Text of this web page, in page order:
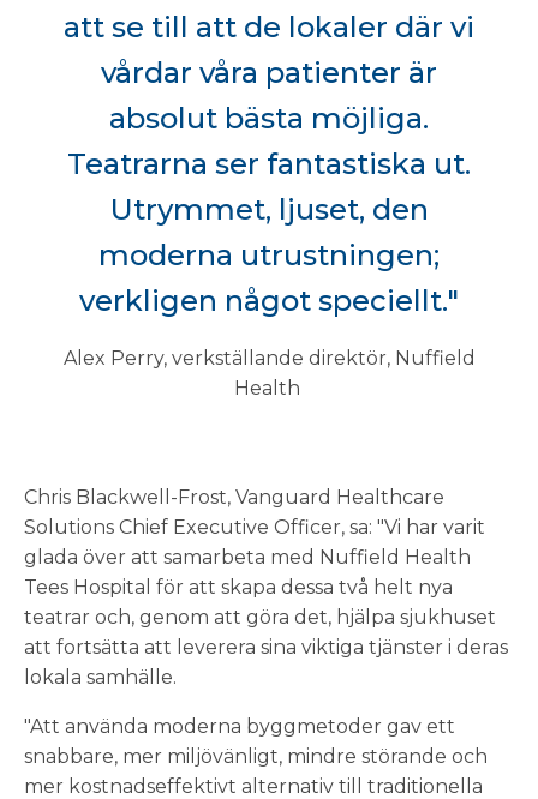
att se till att de lokaler där vi
vårdar våra patienter är
absolut bästa möjliga.
Teatrarna ser fantastiska ut.
Utrymmet, ljuset, den
moderna utrustningen;
verkligen något speciellt."
Alex Perry, verkställande direktör, Nuffield
Health
Chris Blackwell-Frost, Vanguard Healthcare
Solutions Chief Executive Officer, sa: "Vi har varit
glada över att samarbeta med Nuffield Health
Tees Hospital för att skapa dessa två helt nya
teatrar och, genom att göra det, hjälpa sjukhuset
att fortsätta att leverera sina viktiga tjänster i deras
lokala samhälle.
"Att använda moderna byggmetoder gav ett
snabbare, mer miljövänligt, mindre störande och
mer kostnadseffektivt alternativ till traditionella